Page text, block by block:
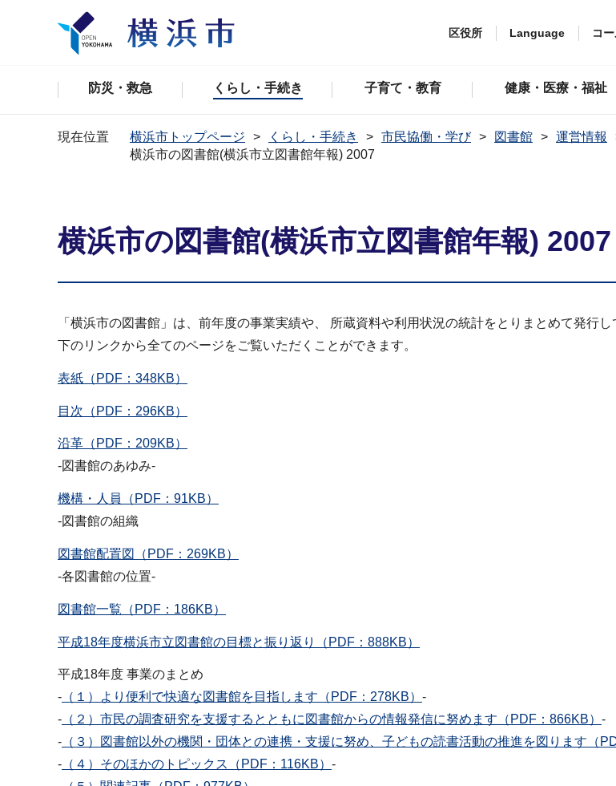
区役所 Language コ
防災・救急 くらし・手続き 子育て・教育 健康・医療・福祉
現在位置 横浜市トップページ くらし・手続き 市民協働・学び 図書館 運営情報
横浜市の図書館(横浜市立図書館年報) 2007
横浜市の図書館(横浜市立図書館年報) 2007
「横浜市の図書館」は、前年度の事業実績や、 所蔵資料や利用状況の統計をとりまとめて発行し
下のリンクから全てのページをご覧いただくことができます。
表紙（PDF：348KB）
目次（PDF：296KB）
沿革（PDF：209KB）
-図書館のあゆみ-
機構・人員（PDF：91KB）
-図書館の組織
図書館配置図（PDF：269KB）
-各図書館の位置-
図書館一覧（PDF：186KB）
平成18年度横浜市立図書館の目標と振り返り（PDF：888KB）
平成18年度 事業のまとめ
- （１）より便利で快適な図書館を目指します（PDF：278KB） -
- （２）市民の調査研究を支援するとともに図書館からの情報発信に努めます（PDF：866KB） -
- （３）図書館以外の機関・団体との連携・支援に努め、子どもの読書活動の推進を図ります（
- （４）そのほかのトピックス（PDF：116KB） -